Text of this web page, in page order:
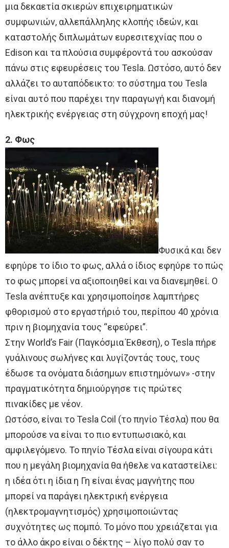
μια δεκαετία σκιερών επιχειρηματικών
συμφωνιών, αλλεπάλληλης κλοπής ιδεών, και
καταστολής διπλωμάτων ευρεσιτεχνίας που ο
Edison και τα πλούσια συμφέροντά του ασκούσαν
πάνω στις εφευρέσεις του Tesla. Ωστόσο, αυτό δεν
αλλάζει το αυταπόδεικτο: το σύστημα του Tesla
είναι αυτό που παρέχει την παραγωγή και διανομή
ηλεκτρικής ενέργειας στη σύγχρονη εποχή μας!
2. Φως
Φυσικά και δεν
εφηύρε το ίδιο το φως, αλλά ο ίδιος εφηύρε το πώς
το φως μπορεί να αξιοποιηθεί και να διανεμηθεί. Ο
Tesla ανέπτυξε και χρησιμοποίησε λαμπτήρες
φθορισμού στο εργαστήριό του, περίπου 40 χρόνια
πριν η βιομηχανία τους “εφεύρει”.
Στην World’s Fair (Παγκόσμια Έκθεση), ο Tesla πήρε
γυάλινους σωλήνες και λυγίζοντάς τους, τους
έδωσε τα ονόματα διάσημων επιστημόνων» -στην
πραγματικότητα δημιούργησε τις πρώτες
πινακίδες με νέον.
Ωστόσο, είναι το Tesla Coil (το πηνίο Τέσλα) που θα
μπορούσε να είναι το πιο εντυπωσιακό, και
αμφιλεγόμενο. Το πηνίο Τέσλα είναι σίγουρα κάτι
που η μεγάλη βιομηχανία θα ήθελε να καταστείλει:
η ιδέα ότι η ίδια η Γη είναι ένας μαγνήτης που
μπορεί να παράγει ηλεκτρική ενέργεια
(ηλεκτρομαγνητισμός) χρησιμοποιώντας
συχνότητες ως πομπό. Το μόνο που χρειάζεται για
το άλλο άκρο είναι ο δέκτης – λίγο πολύ σαν το